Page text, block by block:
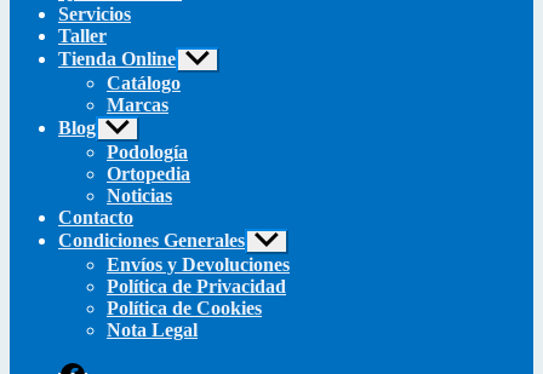
Servicios
Taller
Tienda Online Mostrar
el
Catálogo
Marcas
Blog Mostrar
el
submenú
Podología
Ortopedia
Noticias
Contacto
Condiciones Generales Mostrar
el
submenú
Envíos y Devoluciones
Política de Privacidad
Política de Cookies
Nota Legal
facebook